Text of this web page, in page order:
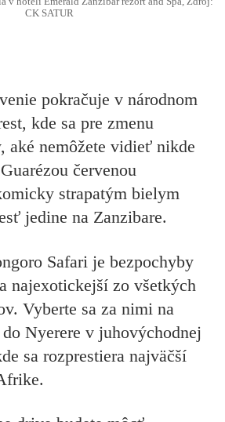
CK SATUR
pokračuje v národnom
kde sa pre zmenu
aké nemôžete vidieť nikde
červenou
strapatým bielym
jedine na Zanzibare.
Safari je bezpochyby
najexotickejší zo všetkých
Vyberte sa za nimi na
Nyerere v juhovýchodnej
sa rozprestiera najväčší